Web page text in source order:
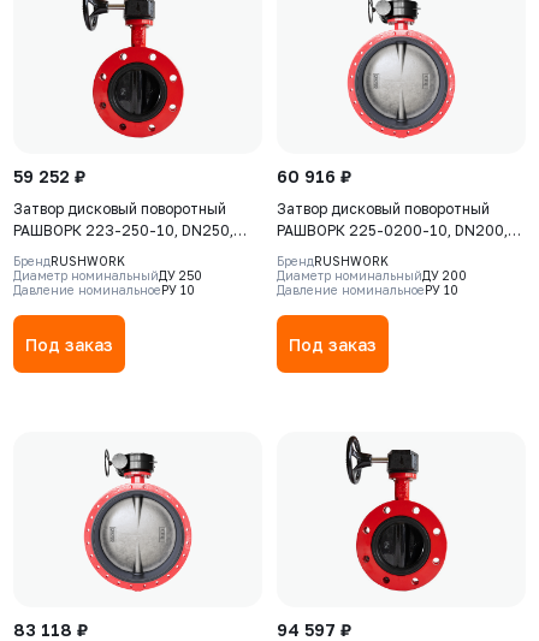
59 252 ₽
Затвор дисковый поворотный
РАШВОРК 223-250-10, DN250,
PN10, корпус - Чугун GJS-400-15
(GGG40), диск - GJS-400-15
(GGG40), уплотнение - EPDM, Ф/
Ф, рукоятка
БрендRUSHWORK
Диаметр номинальныйДУ 250
Давление номинальноеРУ 10
Под заказ
60 916 ₽
Затвор дисковый поворотный
РАШВОРК 225-0200-10, DN200,
PN10, GGG40 / CF8 / EPDM, Ф/Ф,
редуктор
БрендRUSHWORK
Диаметр номинальныйДУ 200
Давление номинальноеРУ 10
Под заказ
83 118 ₽ 94 597 ₽